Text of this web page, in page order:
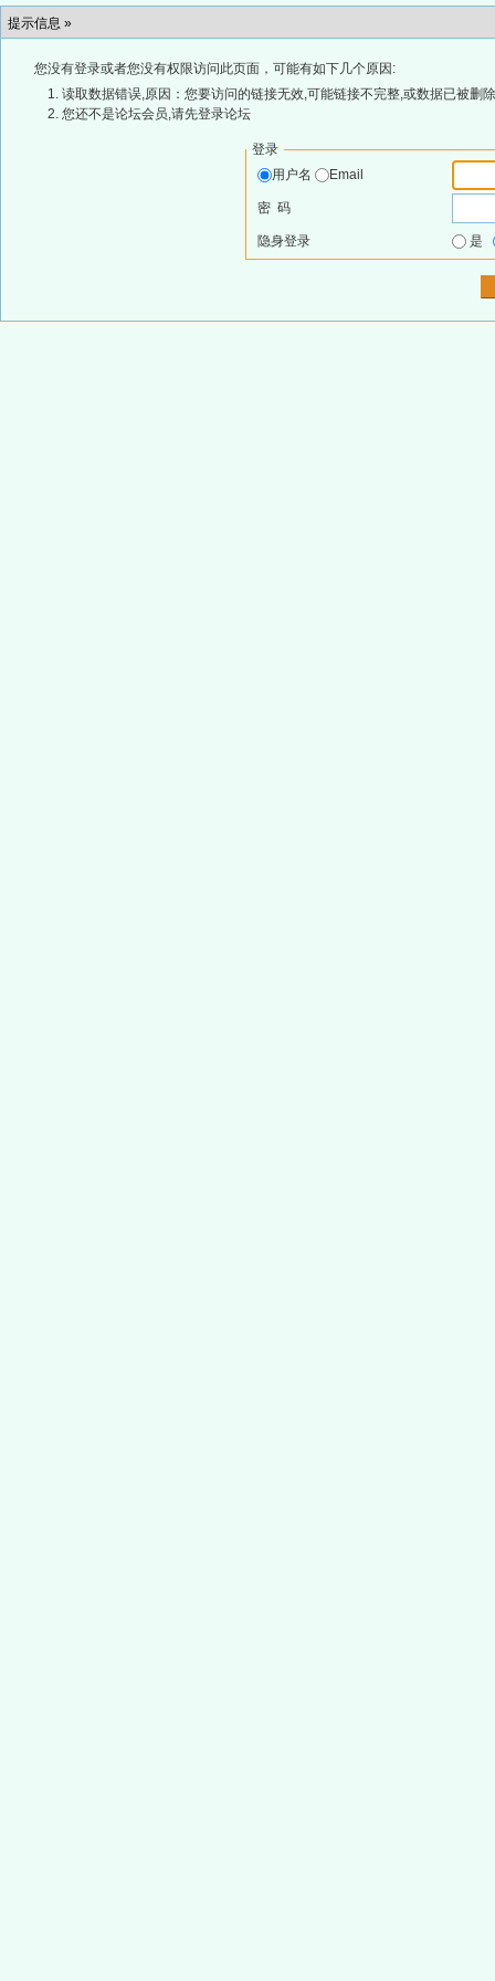
提示信息 »
您没有登录或者您没有权限访问此页面，可能有如下几个原因:
读取数据错误,原因：您要访问的链接无效,可能链接不完整,或数据已被删
您还不是论坛会员,请先登录论坛
登录
用户名
Email
密 码
隐身登录 是